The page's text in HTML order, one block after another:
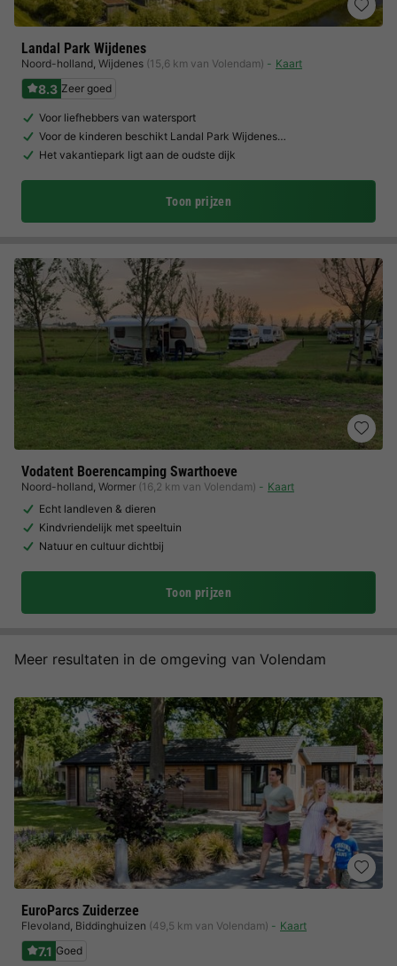
Landal Park Wijdenes
Noord-holland, Wijdenes (15,6 km van Volendam) Kaart
8.3 Zeer goed
Voor liefhebbers van watersport
Voor de kinderen beschikt Landal Park Wijdenes…
Het vakantiepark ligt aan de oudste dijk
Toon prijzen
Vodatent Boerencamping Swarthoeve
Noord-holland, Wormer (16,2 km van Volendam)
Kaart
Echt landleven & dieren
Kindvriendelijk met speeltuin
Natuur en cultuur dichtbij
Toon prijzen
Meer resultaten in de omgeving van Volendam
EuroParcs Zuiderzee
Flevoland, Biddinghuizen (49,5 km van Volendam) Kaart
7.1 Goed